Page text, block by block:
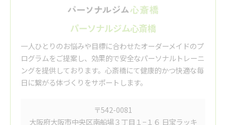
パーソナルジム心斎橋
一人ひとりのお悩みや目標に合わせたオーダーメイドのプ
ログラムをご提案し、効果的で安全なパーソナルトレーニ
ングを提供しております。心斎橋にて健康的かつ快適な毎
日に繋がる体づくりをサポートします。
〒542-0081
大阪府大阪市中央区南船場３丁目１−１６ 日宝ラッキ